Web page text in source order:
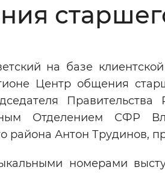
Воспроизвести
на базе
Центр общения
Отделением СФР
района Антон Трудинов,
номерами